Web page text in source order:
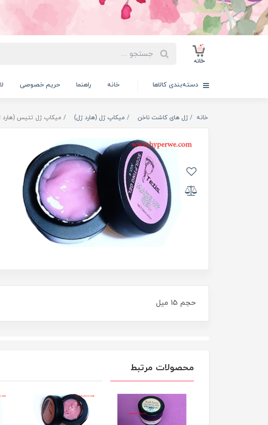
دسته‌بندی کالاها خانه راهنما حریم خصوصی
خانه ژل های کاشت ناخن میکاپ ژل (هارد ژل) میکاپ ژل تتیس (هارد
حجم 15 ميل
محصولات مرتبط